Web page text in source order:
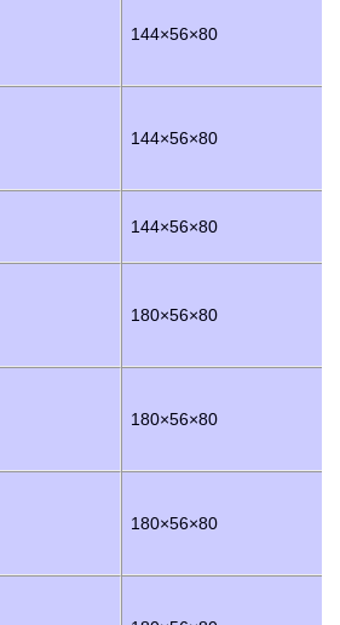
144×56×80
144×56×80
144×56×80
180×56×80
180×56×80
180×56×80